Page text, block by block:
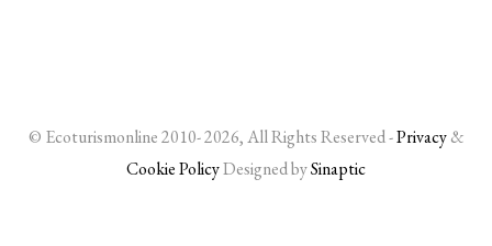
© Ecoturismonline 2010- 2026, All Rights Reserved -Privacy&
Cookie PolicyDesigned bySinaptic